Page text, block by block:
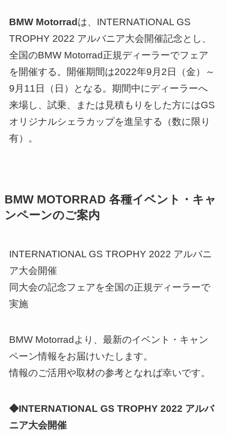
BMW Motorrad は、INTERNATIONAL GS
TROPHY 2022 アルバニア大会開催記念とし、
全国のBMW Motorrad正規ディーラーでフェア
を開催する。開催期間は2022年9月2日（金）～
9月11日（日）となる。期間中にディーラーへ
来場し、試乗、または見積もりをした方にはGS
オリジナルシェラカップを進呈する（数に限り
有）。
BMW MOTORRAD 各種イベント・キャ
ンペーンのご案内
INTERNATIONAL GS TROPHY 2022 アルバニ
ア大会開催
同大会の記念フェアを全国の正規ディーラーで
実施
BMW Motorradより、最新のイベント・キャン
ペーン情報をお届けいたします。
情報のご活用や取材の参考となれば幸いです。
◆INTERNATIONAL GS TROPHY 2022 アルバ
ニア大会開催